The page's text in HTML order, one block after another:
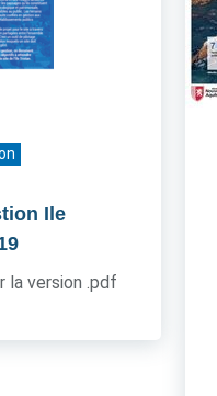
Ile
la version .pdf